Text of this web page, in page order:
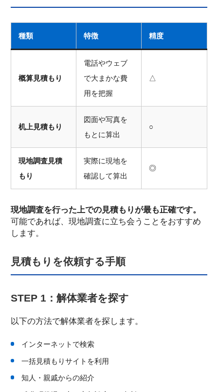
種類 特徴 精度
概算見積もり
電話やウェブ
で大まかな費
用を把握
△
机上見積もり
図面や写真を
もとに算出
○
現地調査見積
もり
実際に現地を
確認して算出
◎
現地調査を行った上での見積もりが最も正確です。
可能であれば、現地調査に立ち会うことをおすすめ
します。
見積もりを依頼する手順
STEP 1：解体業者を探す
以下の方法で解体業者を探します。
インターネットで検索
一括見積もりサイトを利用
知人・親戚からの紹介